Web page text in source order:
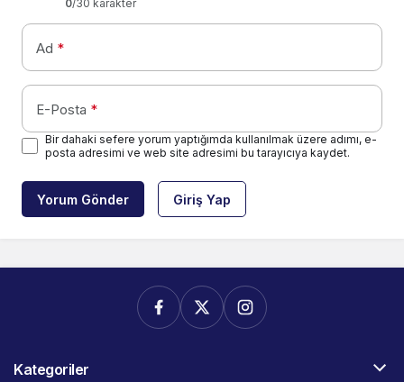
0/30 karakter
Ad *
E-Posta *
Bir dahaki sefere yorum yaptığımda kullanılmak üzere adımı, e-
posta adresimi ve web site adresimi bu tarayıcıya kaydet.
Yorum Gönder Giriş Yap
Kategoriler